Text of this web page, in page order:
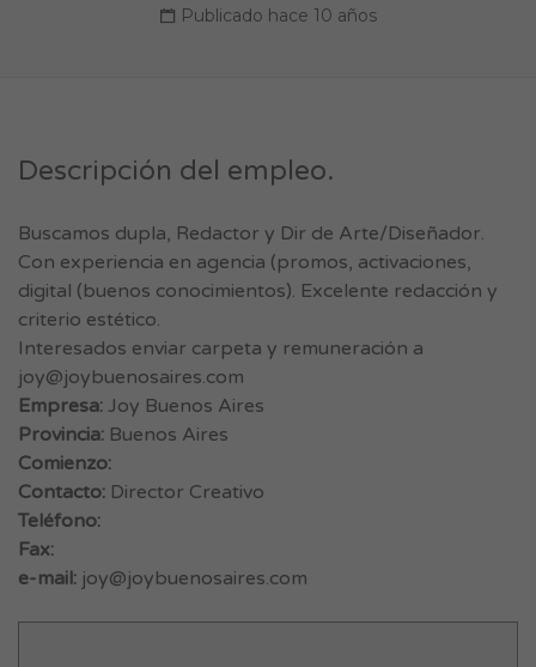
Publicado hace 10 años
Descripción del empleo.
Buscamos dupla, Redactor y Dir de Arte/Diseñador.
Con experiencia en agencia (promos, activaciones,
digital (buenos conocimientos). Excelente redacción y
criterio estético.
Interesados enviar carpeta y remuneración a
joy@joybuenosaires.com
Empresa: Joy Buenos Aires
Provincia: Buenos Aires
Comienzo:
Contacto: Director Creativo
Teléfono:
Fax:
e-mail: joy@joybuenosaires.com